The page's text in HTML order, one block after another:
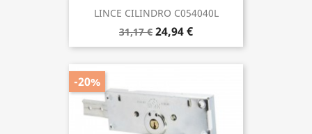
LINCE CILINDRO C054040L
31,17 € 24,94 €
-20%